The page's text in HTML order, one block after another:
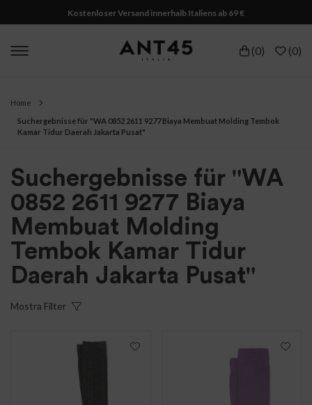
Kostenloser Versand innerhalb Italiens ab 69 €
(0) (0)
Home
Suchergebnisse für "WA 0852 2611 9277 Biaya Membuat Molding Tembok
Kamar Tidur Daerah Jakarta Pusat"
Suchergebnisse für "WA
0852 2611 9277 Biaya
Membuat Molding
Tembok Kamar Tidur
Daerah Jakarta Pusat"
Mostra Filter